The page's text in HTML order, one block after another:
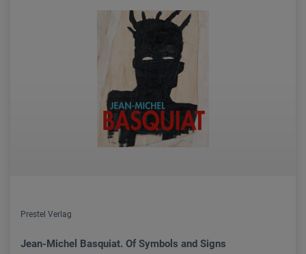
Prestel Verlag
Jean-Michel Basquiat. Of Symbols and Signs